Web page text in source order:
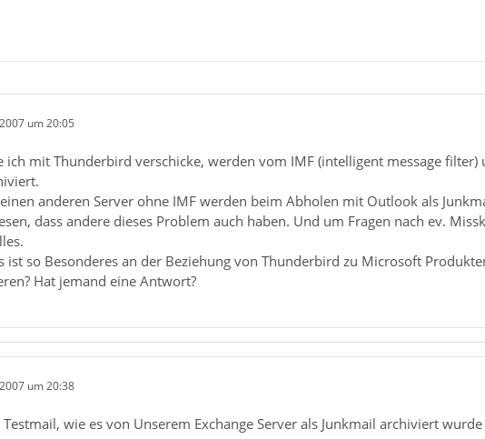
um 20:05
ich mit Thunderbird verschicke, werden vom IMF (intelligent message filter)
anderen Server ohne IMF werden beim Abholen mit Outlook als
dass andere dieses Problem auch haben. Und um Fragen nach ev.
ist so Besonderes an der Beziehung von Thunderbird zu Microsoft
Hat jemand eine Antwort?
um 20:38
wie es von Unserem Exchange Server als Junkmail archiviert